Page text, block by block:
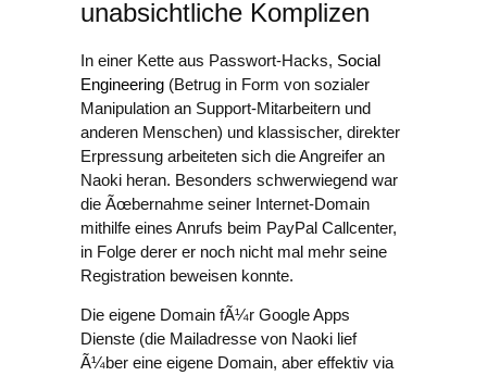
unabsichtliche Komplizen
In einer Kette aus Passwort-Hacks, Social
Engineering (Betrug in Form von sozialer
Manipulation an Support-Mitarbeitern und
anderen Menschen) und klassischer, direkter
Erpressung arbeiteten sich die Angreifer an
Naoki heran. Besonders schwerwiegend war
die Ãœbernahme seiner Internet-Domain
mithilfe eines Anrufs beim PayPal Callcenter,
in Folge derer er noch nicht mal mehr seine
Registration beweisen konnte.
Die eigene Domain fÃ¼r Google Apps
Dienste (die Mailadresse von Naoki lief
Ã¼ber eine eigene Domain, aber effektiv via